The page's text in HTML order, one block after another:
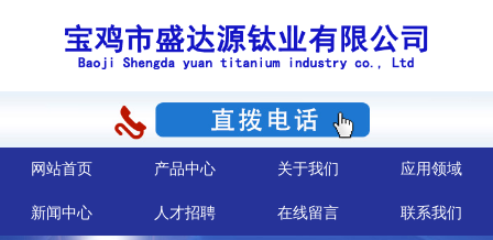
网站首页 产品中心 关于我们 应用领域
新闻中心 人才招聘 在线留言 联系我们